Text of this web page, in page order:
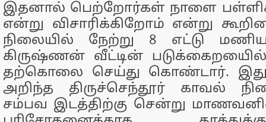
இதனால் பெற்றோர்கள் நாளை
என்று விசாரிக்கிறோம் என்று
நிலையில் நேற்று 8 எட்டு
கிருஷ்ணன் வீட்டின் படுக்கைறயைில்
தற்கொலை செய்து கொண்டார்.
அறிந்த திருச்செந்தூர் காவல்
சம்பவ இடத்திற்கு சென்று